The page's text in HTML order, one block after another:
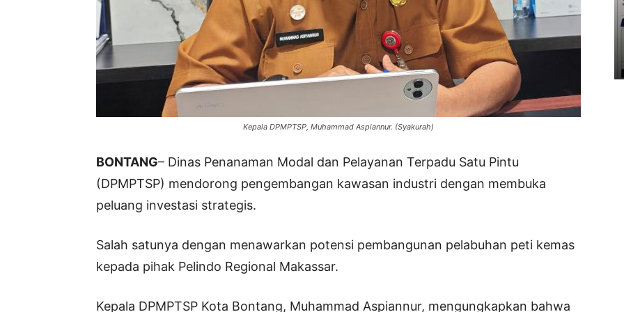
Kepala DPMPTSP, Muhammad Aspiannur. (Syakurah)
BONTANG– Dinas Penanaman Modal dan Pelayanan Terpadu Satu Pintu
(DPMPTSP) mendorong pengembangan kawasan industri dengan membuka
peluang investasi strategis.
Salah satunya dengan menawarkan potensi pembangunan pelabuhan peti kemas
kepada pihak Pelindo Regional Makassar.
Kepala DPMPTSP Kota Bontang, Muhammad Aspiannur, mengungkapkan bahwa